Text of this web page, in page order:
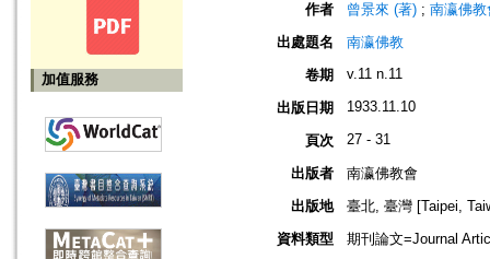
加值服務
作者 曾景來 (著) ; 南瀛佛
出處題名
南瀛佛教
卷期
v.11 n.11
出版日期 1933.11.10
頁次 27 - 31
出版者
南瀛佛教會
出版地
臺北, 臺灣 [Taipei,
資料類型
期刊論文=Journal